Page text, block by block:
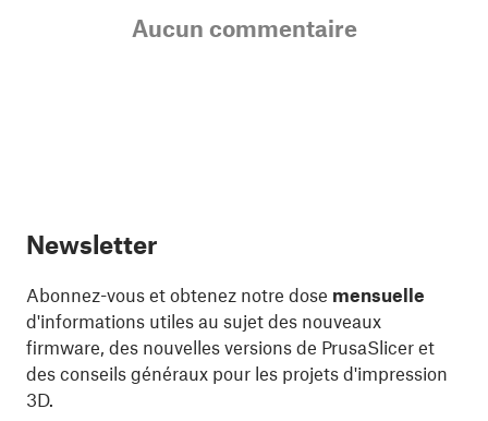
Aucun commentaire
Newsletter
Abonnez-vous et obtenez notre dose mensuelle
d'informations utiles au sujet des nouveaux
firmware, des nouvelles versions de PrusaSlicer et
des conseils généraux pour les projets d'impression
3D.